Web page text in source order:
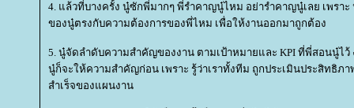
4. แล้วที่บางครั้ง นู๋ซักพี่มากๆ พี่รำคาญนู๋ไหม อย่ารำคาญนู๋เลย เพราะ
ของนู๋ตรงกับความต้องการของพี่ไหม เพื่อให้งานออกมาถูกต้อง
5. นู๋จัดลำดับความสำคัญของงาน ตามเป้าหมายและ KPI ที่พี่สอนนู๋ไ
นู๋ก็จะให้ความสำคัญก่อน เพราะ รู้ว่าเราทั้งทีม ถูกประเมินประสิทธิภ
สำเร็จของแผนงาน